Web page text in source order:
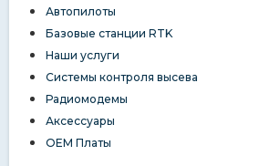
Автопилоты
Базовые станции RTK
Наши услуги
Системы контроля высева
Радиомодемы
Аксессуары
OEM Платы